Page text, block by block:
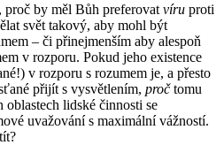
by měl Bůh preferovat víru proti
svět takový, aby mohl být
– či přinejmenším aby alespoň
v rozporu. Pokud jeho existence
v rozporu s rozumem je, a přesto
přijít s vysvětlením, pročtomu
oblastech lidské činnosti se
uvažování s maximální vážností.